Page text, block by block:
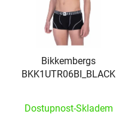
Bikkembergs
BKK1UTR06BI_BLACK
Dostupnost-Skladem